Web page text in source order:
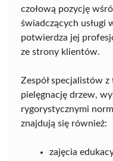
czołową pozycję
świadczących usługi
potwierdza jej
ze strony klientów.
Zespół specjalistów
pielęgnację drzew,
rygorystycznymi
znajdują się również:
zajęcia